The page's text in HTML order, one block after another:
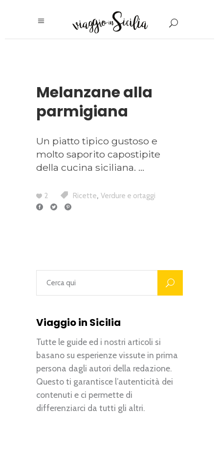
Melanzane alla
parmigiana
Un piatto tipico gustoso e
molto saporito capostipite
della cucina siciliana.
2 Ricette, Verdure e ortaggi
Viaggio in Sicilia
Tutte le guide ed i nostri articoli si
basano su esperienze vissute in prima
persona dagli autori della redazione.
Questo ti garantisce l’autenticità dei
contenuti e ci permette di
differenziarci da tutti gli altri.